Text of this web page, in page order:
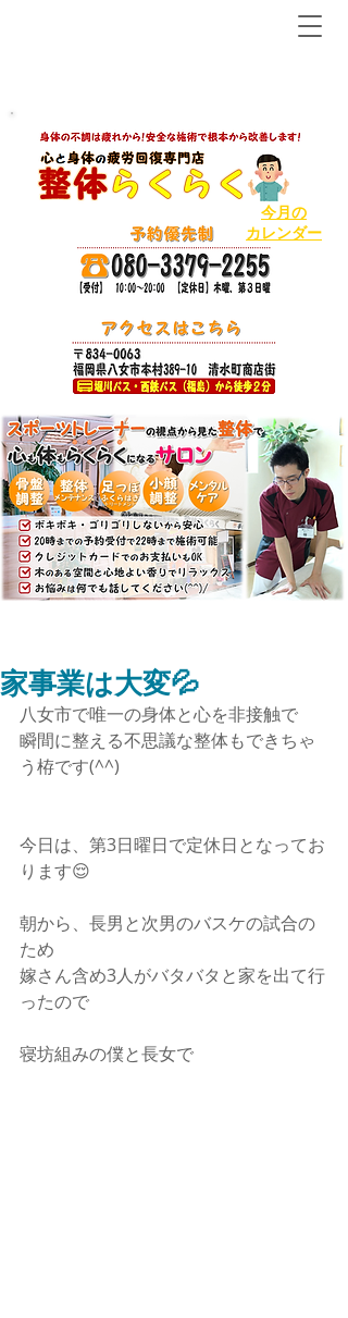
今月の
カレンダー
家事業は大変💦
八女市で唯一の身体と心を非接触で
瞬間に整える不思議な整体もできちゃ
う栫です(^^)
今日は、第3日曜日で定休日となってお
ります😌
朝から、長男と次男のバスケの試合の
ため
嫁さん含め3人がバタバタと家を出て行
ったので
寝坊組みの僕と長女で